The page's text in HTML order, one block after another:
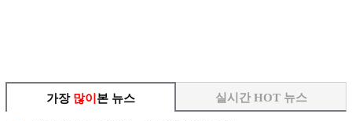
가장 많이 본 뉴스 실시간 HOT 뉴스